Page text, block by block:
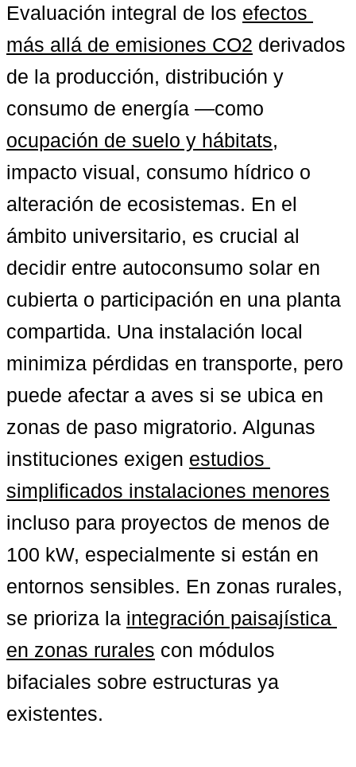
Evaluación integral de los efectos
más allá de emisiones CO2 derivados
de la producción, distribución y
ocupación de suelo y hábitats,
impacto visual, consumo hídrico o
alteración de ecosistemas. En el
ámbito universitario, es crucial al
decidir entre autoconsumo solar en
cubierta o participación en una planta
compartida. Una instalación local
minimiza pérdidas en transporte, pero
puede afectar a aves si se ubica en
zonas de paso migratorio. Algunas
instituciones exigen estudios
simplificados instalaciones menores
incluso para proyectos de menos de
100 kW, especialmente si están en
entornos sensibles. En zonas rurales,
se prioriza la integración paisajística
en zonas rurales con módulos
bifaciales sobre estructuras ya
existentes.